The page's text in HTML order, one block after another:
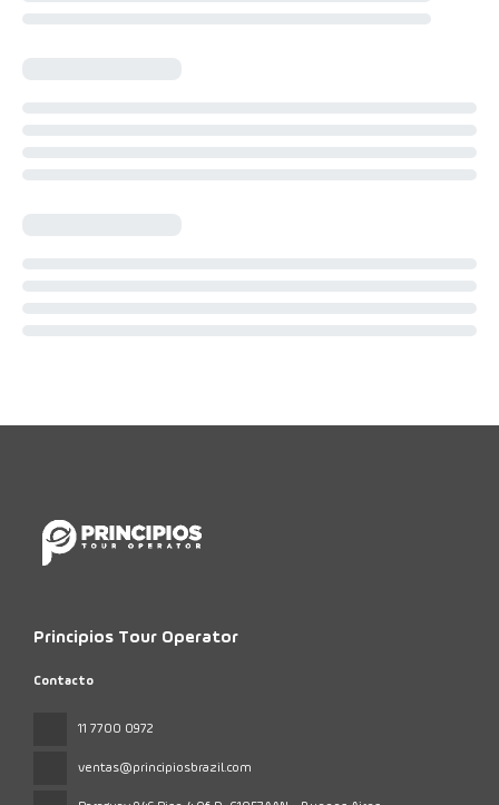
Principios Tour Operator
Contacto
11 7700 0972
ventas@principiosbrazil.com